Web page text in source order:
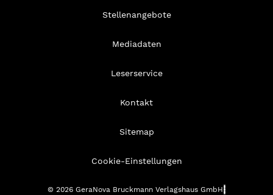
Stellenangebote
Mediadaten
Leserservice
Kontakt
Sitemap
Cookie-Einstellungen
© 2026 GeraNova Bruckmann Verlagshaus GmbH